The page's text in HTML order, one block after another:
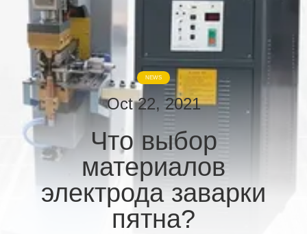
ПУТЕШЕСТВИЕ
ФАБРИКИ
ПРОВЕРКА
КАЧЕСТВА
СВЯЖИТЕСЬ
НОВОСТИ
NEWS
Oct 22, 2021
Что выбор
материалов
электрода заварки
пятна?